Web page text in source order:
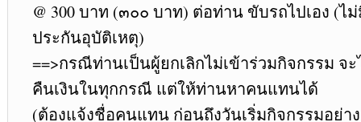
@ 300 บาท (๓๐๐ บาท) ต่อท่าน ขับรถไปเอง (ไ
ประกันอุบัติเหตุ)
==>กรณีท่านเป็นผู้ยกเลิกไม่เข้าร่วมกิจกรรม จะ
คืนเงินในทุกกรณี แต่ให้ท่านหาคนแทนได้
(ต้องแจ้งชื่อคนแทน ก่อนถึงวันเริ่มกิจกรรมอย่าง